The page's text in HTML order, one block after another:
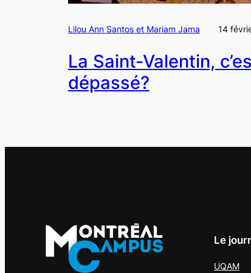
Lilou Ann Santos et Mariam Jama 14
La Saint-Valentin,
dépassé?
Le
UQAM